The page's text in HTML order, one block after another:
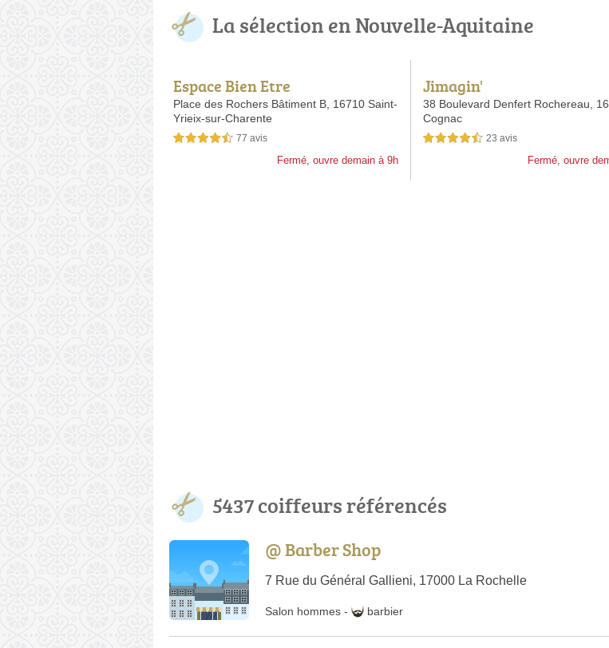
La sélection en Nouvelle-Aquitaine
Espace Bien Etre
Place des Rochers Bâtiment B, 16710 Saint-
Yrieix-sur-Charente
4,5 étoiles sur 5 77 avis
Fermé, ouvre demain à 9h
Jimagin'
38 Boulevard Denfert Rochereau,
Cognac
4,5 étoiles sur 5 23 avis
Fermé, ouvre
5437 coiffeurs référencés
@ Barber Shop
7 Rue du Général Gallieni, 17000 La Rochelle
Salon hommes - barbier